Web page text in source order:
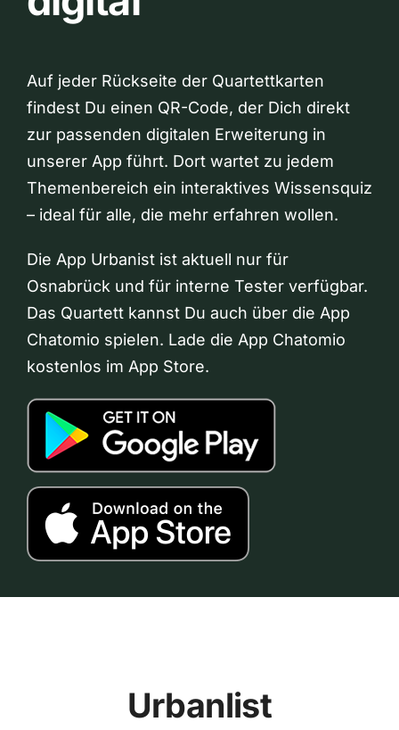
Auf jeder Rückseite der Quartettkarten
findest Du einen QR-Code, der Dich direkt
zur passenden digitalen Erweiterung in
unserer App führt. Dort wartet zu jedem
Themenbereich ein interaktives Wissensquiz
– ideal für alle, die mehr erfahren wollen.
Die App Urbanist ist aktuell nur für
Osnabrück und für interne Tester verfügbar.
Das Quartett kannst Du auch über die App
Chatomio spielen. Lade die App Chatomio
kostenlos im App Store.
Urbanlist